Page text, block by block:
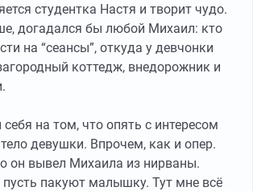
студентка Настя и творит чудо.
догадался бы любой Михаил: кто
на “сеансы”, откуда у девчонки
коттедж, внедорожник и
на том, что опять с интересом
девушки. Впрочем, как и опер.
он вывел Михаила из нирваны.
пакуют малышку. Тут мне всё